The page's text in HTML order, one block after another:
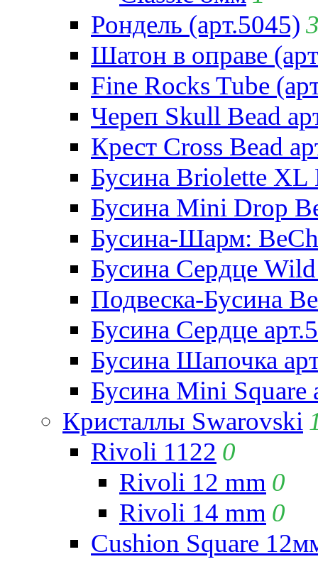
Рондель (арт.5045)
Шатон в оправе
Fine Rocks Tube
Череп Skull Bead
Крест Cross Bead
Бусина Briolette XL
Бусина Mini Drop
Бусина-Шарм:
Бусина Сердце
Подвеска-Бусина
Бусина Сердце
Бусина Шапочка
Бусина Mini Square
Кристаллы Swarovski
Rivoli 1122 0
Rivoli 12 mm 0
Rivoli 14 mm 0
Cushion Square